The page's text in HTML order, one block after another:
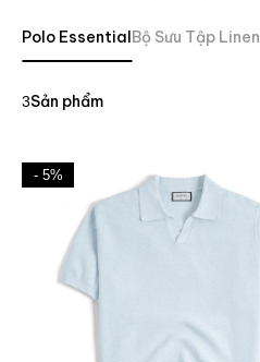
Polo EssentialBộ Sưu Tập Linen
- 5%
Sản phẩm
3